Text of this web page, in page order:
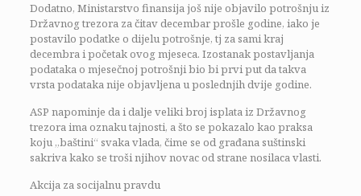
Dodatno, Ministarstvo finansija još nije objavilo potrošnju iz
Državnog trezora za čitav decembar prošle godine, iako je
postavilo podatke o dijelu potrošnje, tj za sami kraj
decembra i početak ovog mjeseca. Izostanak postavljanja
podataka o mjesečnoj potrošnji bio bi prvi put da takva
vrsta podataka nije objavljena u poslednjih dvije godine.
ASP napominje da i dalje veliki broj isplata iz Državnog
trezora ima oznaku tajnosti, a što se pokazalo kao praksa
koju „baštini“ svaka vlada, čime se od građana suštinski
sakriva kako se troši njihov novac od strane nosilaca vlasti.
Akcija za socijalnu pravdu